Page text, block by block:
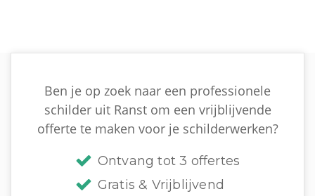
Ben je op zoek naar een professionele
schilder uit Ranst om een vrijblijvende
offerte te maken voor je schilderwerken?
Ontvang tot 3 offertes
Gratis & Vrijblijvend